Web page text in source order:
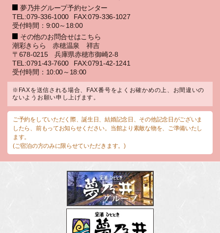
夢乃井グループ予約センター
TEL:079-336-1000
FAX:079-336-1027
受付時間：9:00～18:00
その他のお問合せはこちら
潮彩きらら 赤穂温泉 祥吉
〒678-0215 兵庫県赤穂市御崎2-8
TEL:0791-43-7600
FAX:0791-42-1241
受付時間：10:00～18:00
※FAXを送信される場合、FAX番号をよくお確かめの上、お間違いの
ないようお願い申し上げます。
ご予約をしていただく際、誕生日、結婚記念日、その他記念日がございま
したら、前もってお知らせください。当館より素敵な物を、ご準備いたし
ます。
(ご宿泊の方のみに限らせていただきます。)